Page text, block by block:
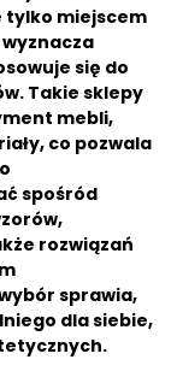
tylko miejscem
się do
Takie sklepy
mebli,
co pozwala
spośród
rozwiązań
sprawia,
dla siebie,